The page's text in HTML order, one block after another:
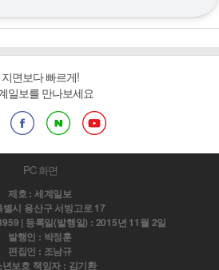
지면보다 빠르게!
일보를 만나보세요
PC 화면
제호 : 세계일보
별시 용산구 서빙고로 17
| 등록일(발행일) : 2015년 11월 2일
발행인 : 박정훈
편집인 : 조남규
년보호 책임자 : 김기환